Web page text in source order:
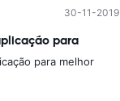
30-11-2019
para
para melhor